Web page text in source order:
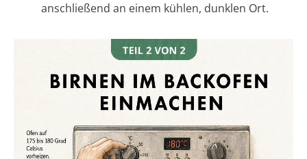
anschließend an einem kühlen, dunklen Ort.